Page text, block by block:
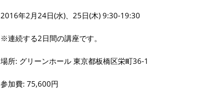
2016年2月24日(水)、25日(木) 9:30-19:30
※連続する2日間の講座です。
場所: グリーンホール 東京都板橋区栄町36-1
参加費: 75,600円